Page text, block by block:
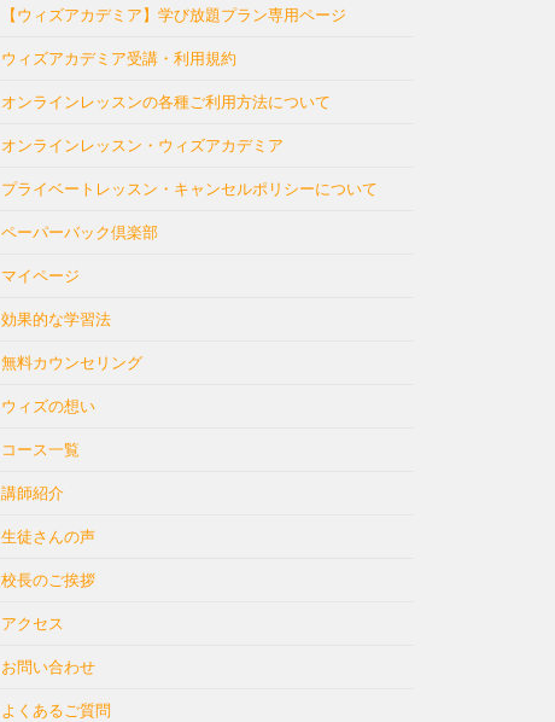
【ウィズアカデミア】学び放題プラン専用ページ
ウィズアカデミア受講・利用規約
オンラインレッスンの各種ご利用方法について
オンラインレッスン・ウィズアカデミア
プライベートレッスン・キャンセルポリシーについて
ペーパーバック倶楽部
マイページ
効果的な学習法
無料カウンセリング
ウィズの想い
コース一覧
講師紹介
生徒さんの声
校長のご挨拶
アクセス
お問い合わせ
よくあるご質問